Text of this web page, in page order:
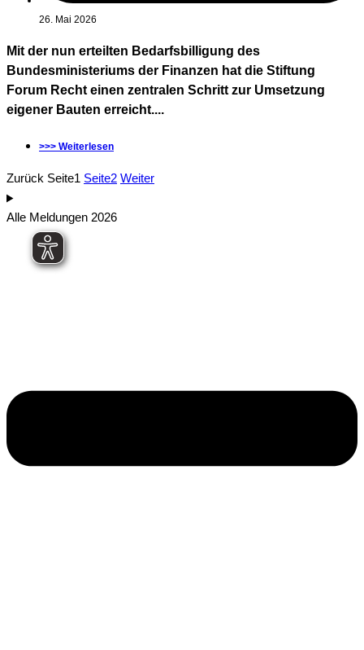
26. Mai 2026
Mit der nun erteilten Bedarfsbilligung des
Bundesministeriums der Finanzen hat die Stiftung
Forum Recht einen zentralen Schritt zur Umsetzung
eigener Bauten erreicht....
>>> Weiterlesen
Zurück Seite1 Seite2 Weiter
Alle Meldungen 2026